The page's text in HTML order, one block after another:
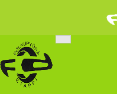
content